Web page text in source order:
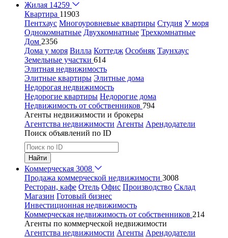
Жилая 14259
Квартира 11903
Пентхаус Многоуровневые квартиры Студия У моря
Однокомнатные Двухкомнатные Трехкомнатные
Дом 2356
Дома у моря Вилла Коттедж Особняк Таунхаус
Земельные участки 614
Элитная недвижимость
Элитные квартиры Элитные дома
Недорогая недвижимость
Недорогие квартиры Недорогие дома
Недвижимость от собственников 794
Агенты недвижимости и брокеры
Агентства недвижимости Агенты Арендодатели
Поиск объявлений по ID
Найти
Коммерческая 3008
Продажа коммерческой недвижимости 3008
Ресторан, кафе Отель Офис Производство Склад
Магазин Готовый бизнес
Инвестиционная недвижимость
Коммерческая недвижимость от собственников 214
Агенты по коммерческой недвижимости
Агентства недвижимости Агенты Арендодатели